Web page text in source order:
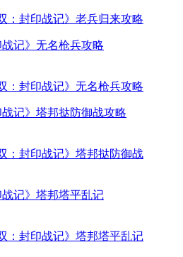
战记》无名枪兵攻略
战记》塔邦挞防御战攻略
战记》塔邦塔平乱记